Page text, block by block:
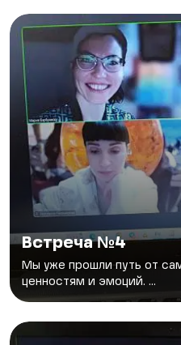
Встреча №4
Мы уже прошли путь от
ценностям и эмоций. ...